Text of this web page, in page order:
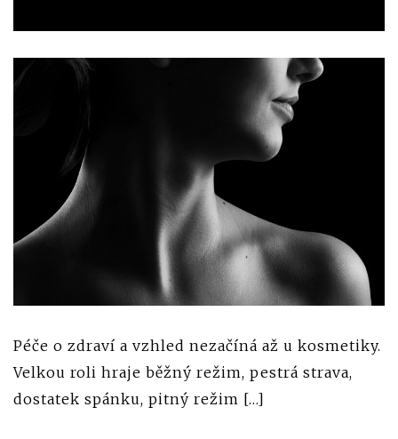
Péče o zdraví a vzhled nezačíná až u kosmetiky.
Velkou roli hraje běžný režim, pestrá strava,
dostatek spánku, pitný režim […]